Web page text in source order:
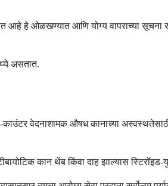
हे ओळखण्यात आणि योग्य वापराच्या सूचना
असतात.
वेदनाशामक औषध कानाच्या
कान थेंब किंवा दाह झाल्यास